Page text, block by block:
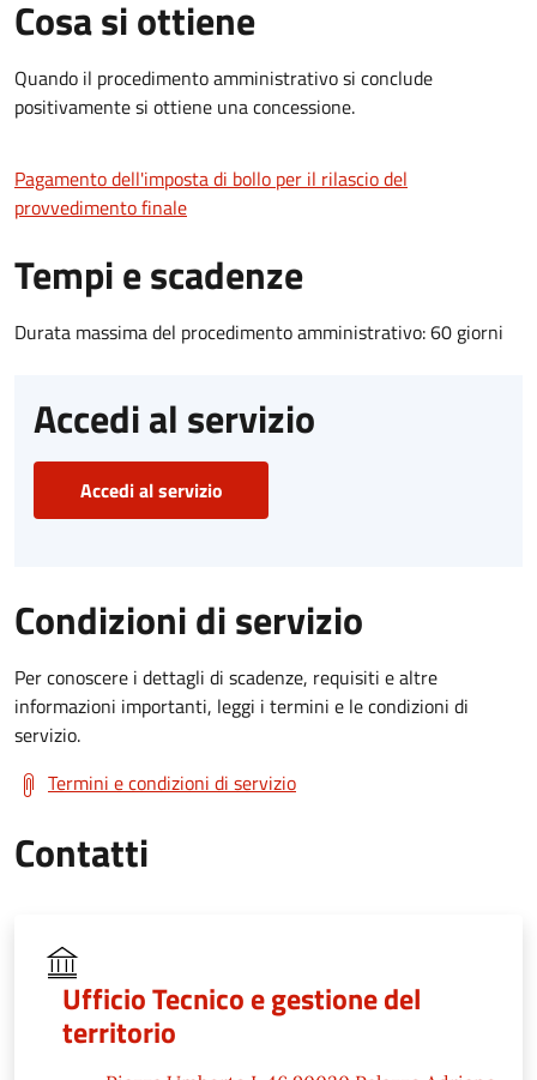
Cosa si ottiene
Quando il procedimento amministrativo si conclude
positivamente si ottiene una concessione.
Pagamento dell'imposta di bollo per il rilascio del
provvedimento finale
Tempi e scadenze
Durata massima del procedimento amministrativo: 60 giorni
Accedi al servizio
Accedi al servizio
Condizioni di servizio
Per conoscere i dettagli di scadenze, requisiti e altre
informazioni importanti, leggi i termini e le condizioni di
servizio.
Termini e condizioni di servizio
Contatti
Ufficio Tecnico e gestione del
territorio